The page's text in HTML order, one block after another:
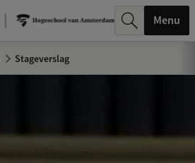
Menu
Stageverslag